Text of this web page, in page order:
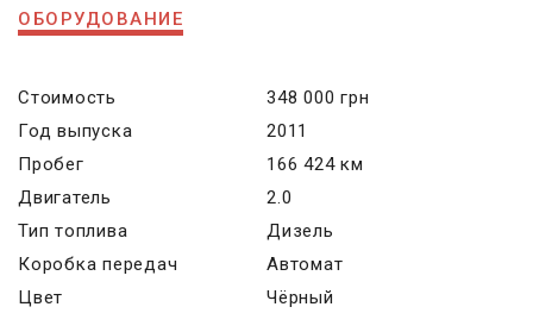
ОБОРУДОВАНИЕ
Стоимость
348 000 грн
Год выпуска
2011
Пробег
166 424 км
Двигатель
2.0
Тип топлива
Дизель
Коробка передач
Автомат
Цвет
Чёрный